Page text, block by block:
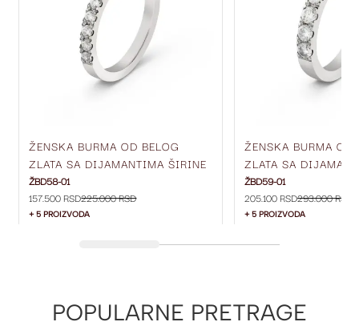
ŽENSKA BURMA OD BELOG
ZLATA SA DIJAMANTIMA ŠIRINE
2.5 MM ŽBD58-01
ŽBD58-01
157.500 RSD225.000 RSD
+ 5 PROIZVODA
ŽENSKA BURMA OD
ZLATA SA
3 MM ŽBD59-01
ŽBD59-01
205.100 RSD293.000 RSD
+ 5 PROIZVODA
POPULARNE PRETRAGE